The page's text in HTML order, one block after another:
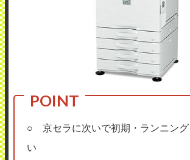
○ 京セラに次いで初期・ランニン
い